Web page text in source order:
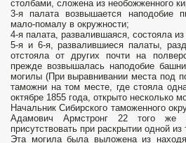
столбами, сложена из необожженного
3-я палата возвышается наподобие
мало-помалу в окружности;
4-я палата, развалившаяся, состояла из
5-я и 6-я, развалившиеся палаты,
отстояла от других почти на
прежде возвышалась наподобие
могилы (При выравнивании места под
таможни на том месте, где стояла
октябре 1855 года, открыто несколько
Начальник Сибирского таможенного
Адамович Армстрoнг 22 того же
присутствовать при раскрытии одной из
Эта могила была выложена из